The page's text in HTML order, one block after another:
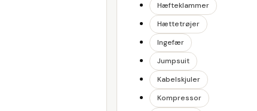
Hæfteklammer
Hættetrøjer
Ingefær
Jumpsuit
Kabelskjuler
Kompressor